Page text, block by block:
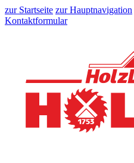
zur Startseite zur Hauptnavigation
Kontaktformular